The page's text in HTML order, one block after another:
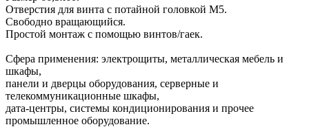
Отверстия для винта с потайной головкой M5.
Свободно вращающийся.
Простой монтаж с помощью винтов/гаек.
Сфера применения: электрощиты, металлическая мебель и
шкафы,
панели и дверцы оборудования, серверные и
телекоммуникационные шкафы,
дата-центры, системы кондиционирования и прочее
промышленное оборудование.